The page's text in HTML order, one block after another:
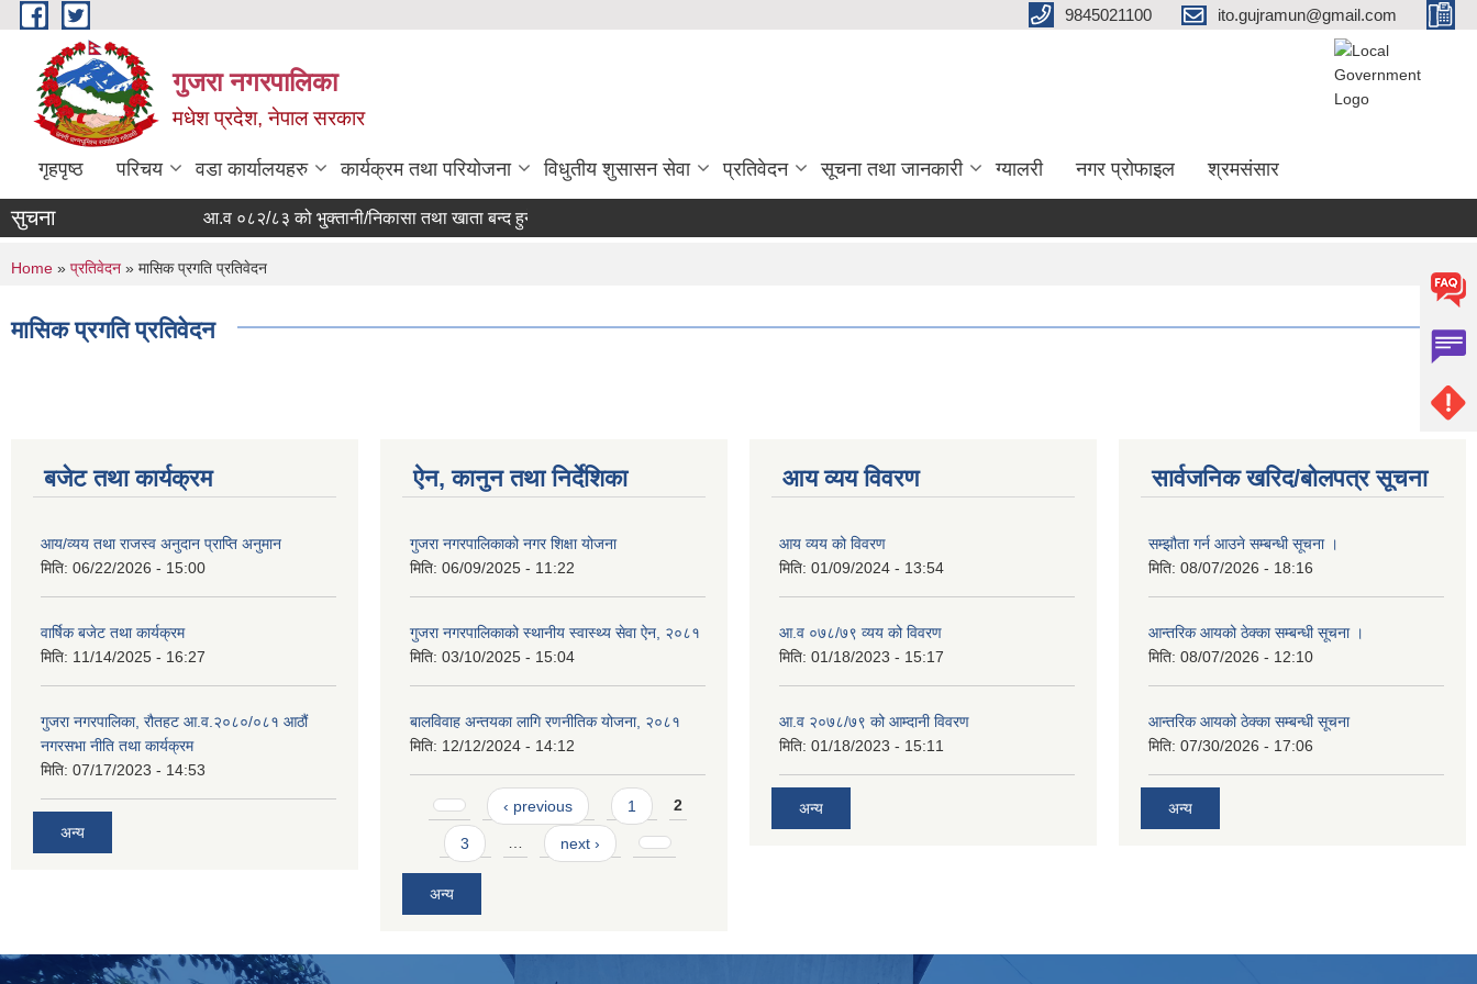
Skip to main content 9845021100 ito.gujramun@gmail.com
गुजरा नगरपालिका
मधेश प्रदेश, नेपाल सरकार
गृहपृष्ठ परिचय वडा कार्यालयहरु कार्यक्रम तथा परियोजना विधुतीय शुसासन सेवा प्रतिवेदन सूचना तथा जानकारी ग्यालरी नगर प्रोफाइल श्रमसंसार
सुचना आ.व ०८२/८३ को भु्क्तानी/निकासा तथा खाता बन्द हुने सम्बन्धमा ।
You are here
Home » प्रतिवेदन » मासिक प्रगति प्रतिवेदन
मासिक प्रगति प्रतिवेदन
बजेट तथा कार्यक्रम
आय/व्यय तथा राजस्व अनुदान प्राप्ति अनुमान
मिति: 06/22/2026 - 15:00
वार्षिक बजेट तथा कार्यक्रम
मिति: 11/14/2025 - 16:27
गुजरा नगरपालिका, रौतहट आ.व.२०८०/०८१ आठौं
नगरसभा नीति तथा कार्यक्रम
मिति: 07/17/2023 - 14:53
अन्य
ऐन, कानुन तथा निर्देशिका
गुजरा नगरपालिकाको नगर शिक्षा योजना
मिति: 06/09/2025 - 11:22
गुजरा नगरपालिकाको स्थानीय स्वास्थ्य सेवा ऐन, २०८१
मिति: 03/10/2025 - 15:04
बालविवाह अन्तयका लागि रणनीतिक योजना, २०८१
मिति: 12/12/2024 - 14:12
Pages ‹ previous 1 2
3 … next ›
अन्य
आय व्यय विवरण
आय व्यय को विवरण
मिति: 01/09/2024 - 13:54
आ.व ०७८/७९ व्यय को विवरण
मिति: 01/18/2023 - 15:17
आ.व २०७८/७९ को आम्दानी विवरण
मिति: 01/18/2023 - 15:11
अन्य
सार्वजनिक खरिद/बोलपत्र सूचना
सम्झौता गर्न आउने सम्बन्धी सूचना ।
मिति: 08/07/2026 - 18:16
आन्तरिक आयको ठेक्का सम्बन्धी सूचना ।
मिति: 08/07/2026 - 12:10
आन्तरिक आयको ठेक्का सम्बन्धी सूचना
मिति: 07/30/2026 - 17:06
अन्य